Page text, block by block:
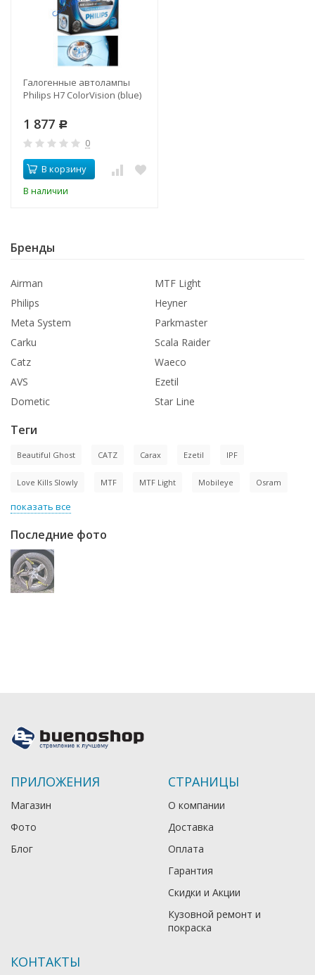
Галогенные автолампы
Philips H7 ColorVision (blue)
1 877 Р
0
В корзину
В наличии
Бренды
Airman
MTF Light
Philips
Heyner
Meta System
Parkmaster
Carku
Scala Raider
Catz
Waeco
AVS
Ezetil
Dometic
Star Line
Теги
Beautiful Ghost CATZ Carax Ezetil IPF
Love Kills Slowly MTF MTF Light Mobileye Osram
показать все
Последние фото
ПРИЛОЖЕНИЯ
Магазин
Фото
Блог
СТРАНИЦЫ
О компании
Доставка
Оплата
Гарантия
Скидки и Акции
Кузовной ремонт и
покраска
КОНТАКТЫ